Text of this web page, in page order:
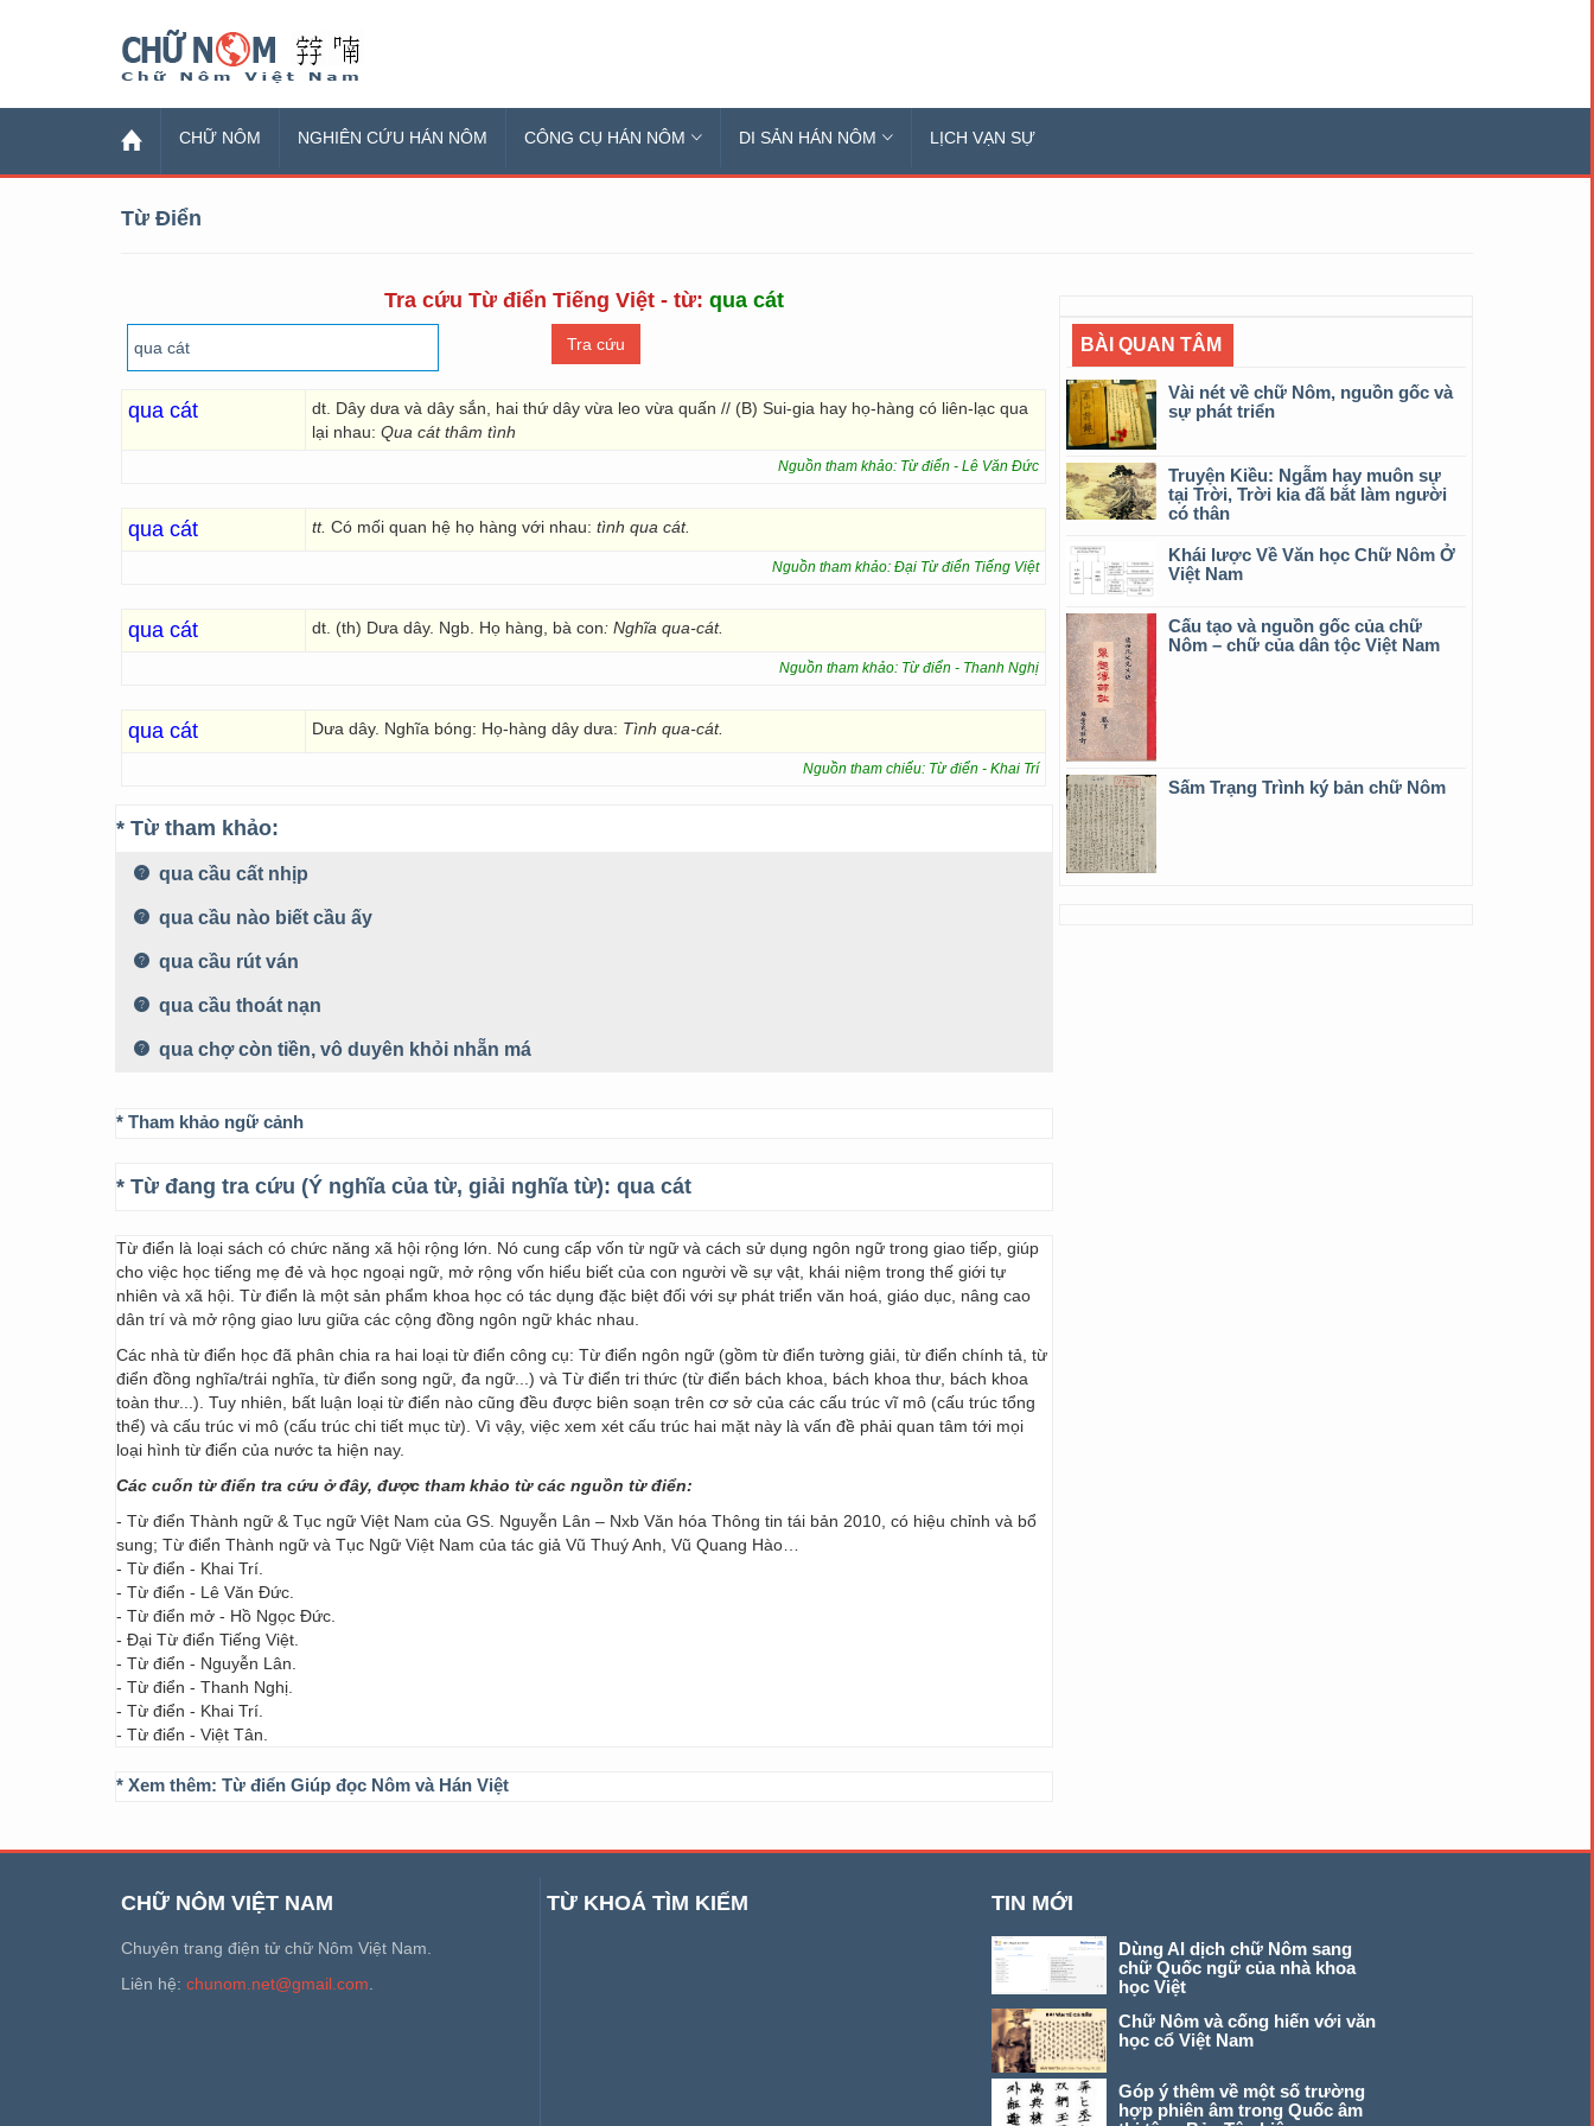
CHỮ NÔM NGHIÊN CỨU HÁN NÔM CÔNG CỤ HÁN NÔM DI SẢN HÁN NÔM LỊCH VẠN SỰ
Từ Điển
Tra cứu Từ điển Tiếng Việt - từ: qua cát
qua cát
dt. Dây dưa và dây sắn, hai thứ dây vừa leo vừa quấn // (B) Sui-gia hay họ-hàng có liên-lạc qua
lại nhau: Qua cát thâm tình
Nguồn tham khảo: Từ điển - Lê Văn Đức
qua cát tt. Có mối quan hệ họ hàng với nhau: tình qua cát.
Nguồn tham khảo: Đại Từ điển Tiếng Việt
qua cát dt. (th) Dưa dây. Ngb. Họ hàng, bà con: Nghĩa qua-cát.
Nguồn tham khảo: Từ điển - Thanh Nghị
qua cát Dưa dây. Nghĩa bóng: Họ-hàng dây dưa: Tình qua-cát.
Nguồn tham chiếu: Từ điển - Khai Trí
* Từ tham khảo:
qua cầu cất nhịp
qua cầu nào biết cầu ấy
qua cầu rút ván
qua cầu thoát nạn
qua chợ còn tiền, vô duyên khỏi nhẵn má
* Tham khảo ngữ cảnh
* Từ đang tra cứu (Ý nghĩa của từ, giải nghĩa từ): qua cát
Từ điển là loại sách có chức năng xã hội rộng lớn. Nó cung cấp vốn từ ngữ và cách sử dụng ngôn ngữ trong giao tiếp, giúp
cho việc học tiếng mẹ đẻ và học ngoại ngữ, mở rộng vốn hiểu biết của con người về sự vật, khái niệm trong thế giới tự
nhiên và xã hội. Từ điển là một sản phẩm khoa học có tác dụng đặc biệt đối với sự phát triển văn hoá, giáo dục, nâng cao
dân trí và mở rộng giao lưu giữa các cộng đồng ngôn ngữ khác nhau.
Các nhà từ điển học đã phân chia ra hai loại từ điển công cụ: Từ điển ngôn ngữ (gồm từ điển tường giải, từ điển chính tả, từ
điển đồng nghĩa/trái nghĩa, từ điển song ngữ, đa ngữ...) và Từ điển tri thức (từ điển bách khoa, bách khoa thư, bách khoa
toàn thư...). Tuy nhiên, bất luận loại từ điển nào cũng đều được biên soạn trên cơ sở của các cấu trúc vĩ mô (cấu trúc tổng
thể) và cấu trúc vi mô (cấu trúc chi tiết mục từ). Vì vậy, việc xem xét cấu trúc hai mặt này là vấn đề phải quan tâm tới mọi
loại hình từ điển của nước ta hiện nay.
Các cuốn từ điển tra cứu ở đây, được tham khảo từ các nguồn từ điển:
- Từ điển Thành ngữ & Tục ngữ Việt Nam của GS. Nguyễn Lân – Nxb Văn hóa Thông tin tái bản 2010, có hiệu chỉnh và bổ
sung; Từ điển Thành ngữ và Tục Ngữ Việt Nam của tác giả Vũ Thuý Anh, Vũ Quang Hào…
- Từ điển - Khai Trí.
- Từ điển - Lê Văn Đức.
- Từ điển mở - Hồ Ngọc Đức.
- Đại Từ điển Tiếng Việt.
- Từ điển - Nguyễn Lân.
- Từ điển - Thanh Nghị.
- Từ điển - Khai Trí.
- Từ điển - Việt Tân.
* Xem thêm: Từ điển Giúp đọc Nôm và Hán Việt
BÀI QUAN TÂM
Vài nét về chữ Nôm, nguồn gốc và
sự phát triển
Truyện Kiều: Ngẫm hay muôn sự
tại Trời, Trời kia đã bắt làm người
có thân
Khái lược Về Văn học Chữ Nôm Ở
Việt Nam
Cấu tạo và nguồn gốc của chữ
Nôm – chữ của dân tộc Việt Nam
Sấm Trạng Trình ký bản chữ Nôm
CHỮ NÔM VIỆT NAM
Chuyên trang điện tử chữ Nôm Việt Nam.
Liên hệ: chunom.net@gmail.com
TỪ KHOÁ TÌM KIẾM TIN MỚI
Dùng AI dịch chữ Nôm sang
chữ Quốc ngữ của nhà khoa
học Việt
Chữ Nôm và cống hiến với văn
học cổ Việt Nam
Góp ý thêm về một số trường
hợp phiên âm trong Quốc âm